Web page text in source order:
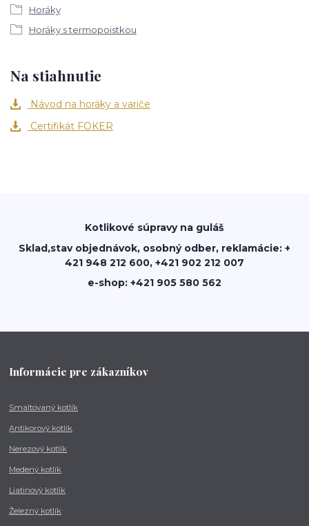
Horáky
Horáky s termopoistkou
Na stiahnutie
Návod na horáky a variče
Certifikát FOKER
Kotlikové súpravy na guláš
Sklad,stav objednávok, osobný odber, reklamácie: +
421 948 212 600, +421 902 212 007
e-shop: +421 905 580 562
Informácie pre zákazníkov
Smaltovaný kotlík
Antikorový kotlík
Nerezový kotlík
Medený kotlík
Liatinový kotlík
Železný kotlík